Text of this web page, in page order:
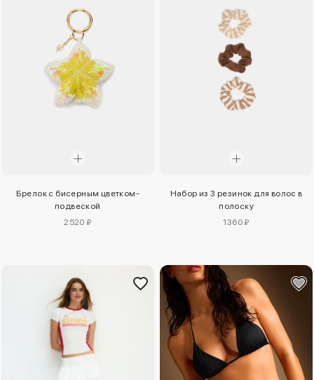
Брелок с бисерным цветком-
подвеской
2520 ₽
Набор из 3 резинок для волос в
полоску
1360 ₽